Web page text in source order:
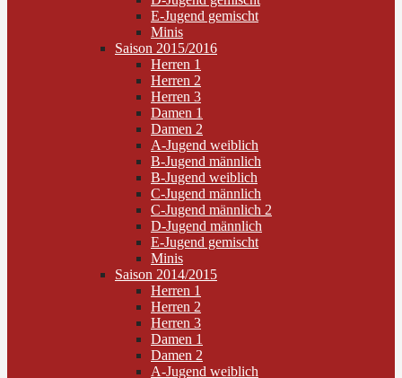
E-Jugend gemischt
Minis
Saison 2015/2016
Herren 1
Herren 2
Herren 3
Damen 1
Damen 2
A-Jugend weiblich
B-Jugend männlich
B-Jugend weiblich
C-Jugend männlich
C-Jugend männlich 2
D-Jugend männlich
E-Jugend gemischt
Minis
Saison 2014/2015
Herren 1
Herren 2
Herren 3
Damen 1
Damen 2
A-Jugend weiblich